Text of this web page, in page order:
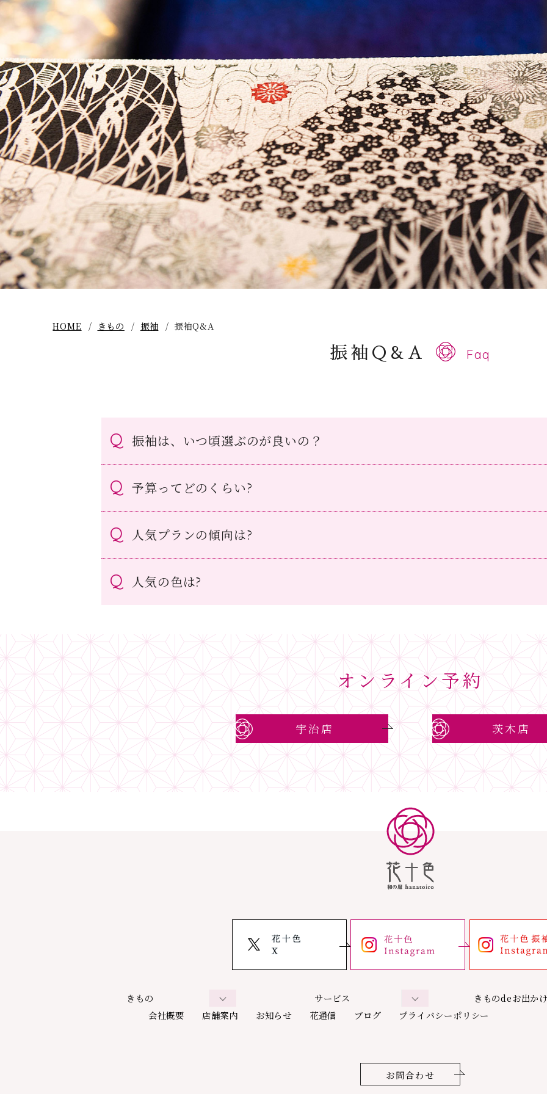
HOME きもの 振袖 振袖Q&A
振袖Q&A Faq
振袖は、いつ頃選ぶのが良いの？
予算ってどのくらい?
人気プランの傾向は?
人気の色は?
オンライン予約
宇治店 茨木店
きもの サービス
きものdeお出か
会社概要
店舗案内 お知らせ 花通信 ブログ プライバシーポリシー
お問合わせ